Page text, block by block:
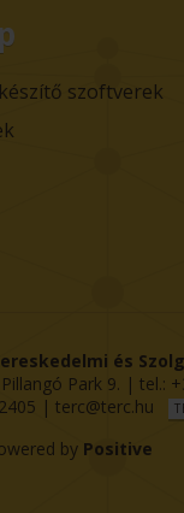
szoftverek
és
Pillangó Park 9. | tel.:
| terc@terc.hu
by Positive